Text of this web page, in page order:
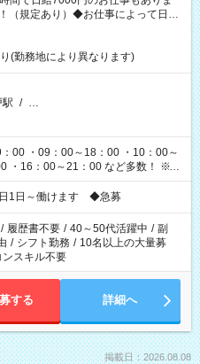
規定あり）◆お仕事によって日給
(勤務地により異なります)
駅 / …
00 ・09：00～18：00 ・10：00～
～21：00 など多数！ ※お
ります
1日～働けます ◆急募
/ 履歴書不要 / 40～50代活躍中 / 副
/ シフト勤務 / 10名以上の大量募
ンスキル不要
する 詳細へ
掲載日：2026.08.08